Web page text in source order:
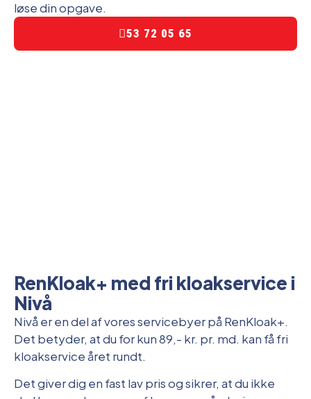
løse din opgave.
53 72 05 65
RenKloak+ med fri kloakservice i
Nivå
Nivå er en del af vores servicebyer på RenKloak+.
Det betyder, at du for kun 89,- kr. pr. md. kan få fri
kloakservice året rundt.
Det giver dig en fast lav pris og sikrer, at du ikke